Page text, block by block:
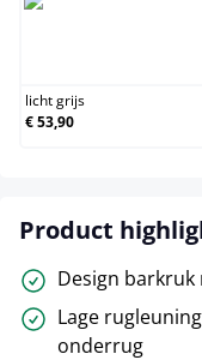
licht grijs
€ 53,90
Product
Design
Lage
onderrug